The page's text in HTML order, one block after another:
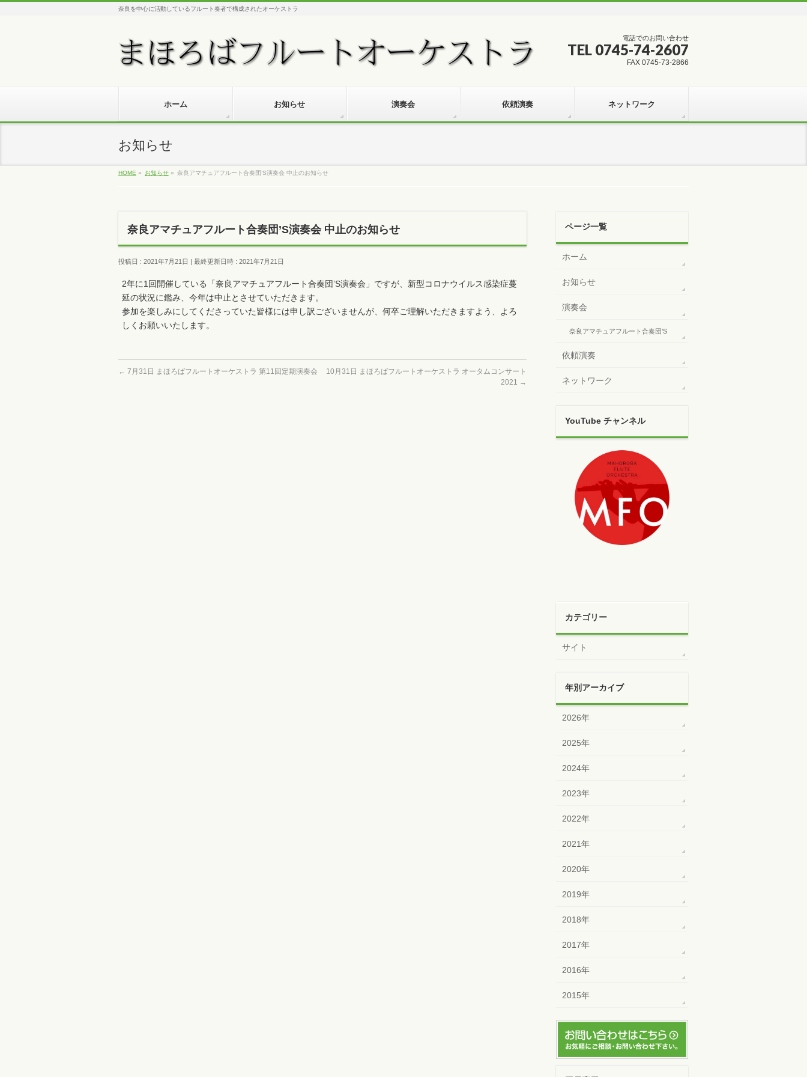
奈良を中心に活動しているフルート奏者で構成されたオーケストラ
電話でのお問い合わせ
TEL 0745-74-2607
FAX 0745-73-2866
ホーム お知らせ 演奏会 依頼演奏 ネットワーク
お知らせ
HOME » お知らせ » 奈良アマチュアフルート合奏団’S演奏会 中止のお知らせ
奈良アマチュアフルート合奏団’S演奏会 中止のお知らせ
投稿日 : 2021年7月21日 最終更新日時 : 2021年7月21日
2年に1回開催している「奈良アマチュアフルート合奏団’S演奏会」ですが、新型コロナウイルス感染症蔓
延の状況に鑑み、今年は中止とさせていただきます。
参加を楽しみにしてくださっていた皆様には申し訳ございませんが、何卒ご理解いただきますよう、よろ
しくお願いいたします。
← 7月31日 まほろばフルートオーケストラ 第11回定期演奏会
10月31日 まほろばフルートオーケストラ オータムコンサート
2021 →
ページ一覧
ホーム
お知らせ
演奏会
奈良アマチュアフルート合奏団’S
依頼演奏
ネットワーク
YouTube チャンネル
カテゴリー
サイト
年別アーカイブ
2026年
2025年
2024年
2023年
2022年
2021年
2020年
2019年
2018年
2017年
2016年
2015年